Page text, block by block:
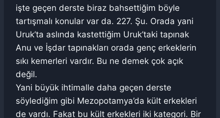
işte geçen derste biraz bahsettiğim böyle
tartışmalı konular var da. 227. Şu. Orada yani
Uruk’ta aslında kastettiğim Uruk’taki tapınak
Anu ve İşdar tapınakları orada genç erkeklerin
sıkı kemerleri vardır. Bu ne demek çok açık
değil.
Yani büyük ihtimalle daha geçen derste
söylediğim gibi Mezopotamya’da kült erkekleri
de vardı. Fakat bu kült erkekleri iki kategori. Bir